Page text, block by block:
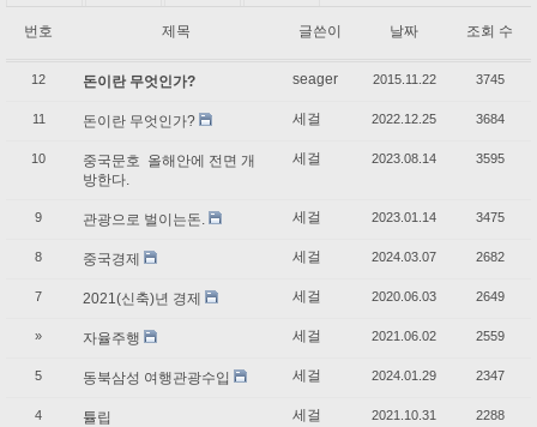
번호 제목 글쓴이 날짜 조회 수
12 돈이란 무엇인가? seager 2015.11.22 3745
11 돈이란 무엇인가? 세걸 2022.12.25 3684
10
중국문호 올해안에 전면 개
방한다.
세걸 2023.08.14 3595
9 관광으로 벌이는돈. 세걸 2023.01.14 3475
8 중국경제 세걸 2024.03.07 2682
7 2021(신축)년 경제 세걸 2020.06.03 2649
» 자율주행 세걸 2021.06.02 2559
5 동북삼성 여행관광수입 세걸 2024.01.29 2347
4 튤립 세걸 2021.10.31 2288